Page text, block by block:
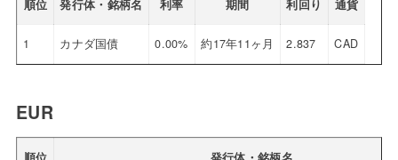
順位 発行体・銘柄名 利率 期間 利回り 通貨
1 カナダ国債 0.00% 約17年11ヶ月 2.837 CAD
EUR